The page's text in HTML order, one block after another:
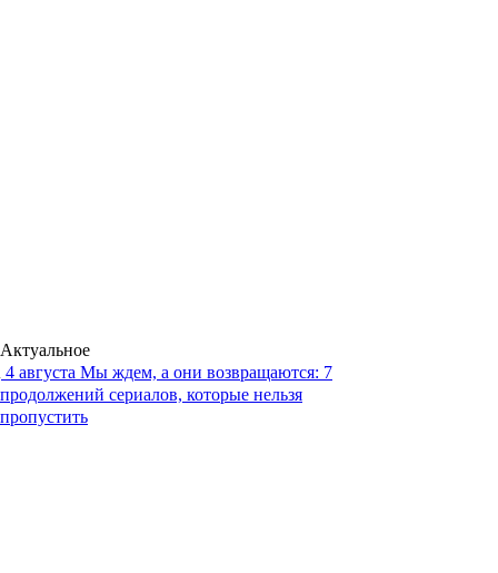
Актуальное
4 августа Мы ждем, а они возвращаются: 7
продолжений сериалов, которые нельзя
пропустить